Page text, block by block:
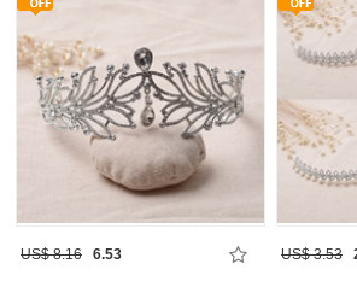
US$ 8.16 6.53 US$ 3.53